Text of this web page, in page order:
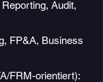
Audit,
FP&A, Business
FRM-orientiert):